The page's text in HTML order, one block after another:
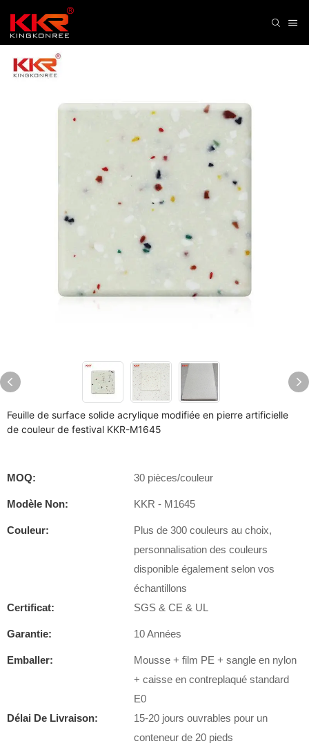
Feuille de surface solide acrylique modifiée en pierre artificielle
de couleur de festival KKR-M1645
MOQ: 30 pièces/couleur
Modèle Non: KKR - M1645
Couleur:
Plus de 300 couleurs au choix,
personnalisation des couleurs
disponible également selon vos
échantillons
Certificat:
SGS & CE & UL
Garantie: 10 Années
Emballer:
Mousse + film PE + sangle en nylon
+ caisse en contreplaqué standard
E0
Délai De Livraison:
15-20 jours ouvrables pour un
conteneur de 20 pieds